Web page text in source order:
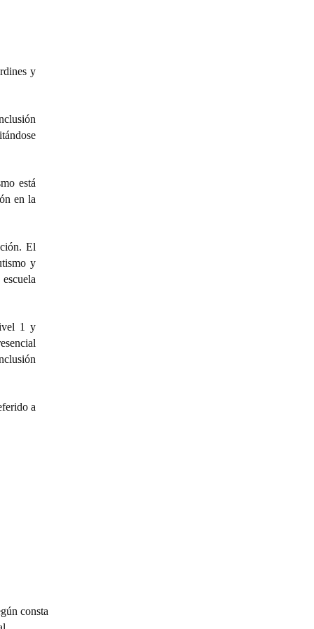
y
está
en la
El
y
1 y
a
consta